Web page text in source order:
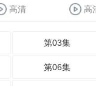
高清 高
第03集
第06集